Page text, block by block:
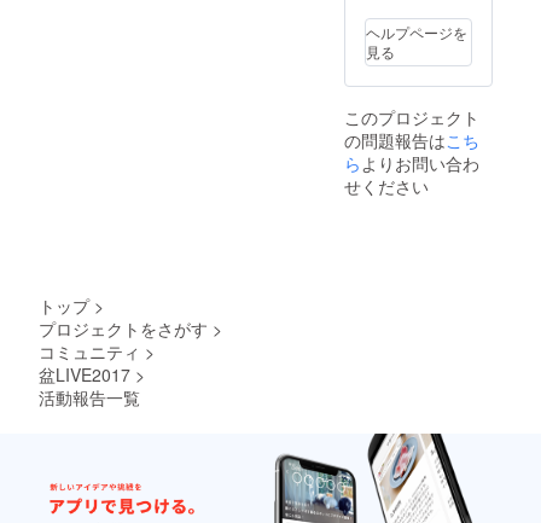
ヘルプページを
見る
このプロジェクト
の問題報告はこち
ら よりお問い合わ
せください
トップ >
プロジェクトをさがす >
コミュニティ >
盆LIVE2017 >
活動報告一覧